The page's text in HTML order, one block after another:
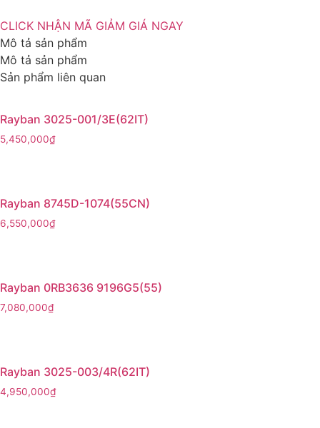
CLICK NHẬN MÃ GIẢM GIÁ NGAY
Mô tả sản phẩm
Mô tả sản phẩm
Sản phẩm liên quan
Rayban 3025-001/3E(62IT)
5,450,000₫
Rayban 8745D-1074(55CN)
6,550,000₫
Rayban 0RB3636 9196G5(55)
7,080,000₫
Rayban 3025-003/4R(62IT)
4,950,000₫